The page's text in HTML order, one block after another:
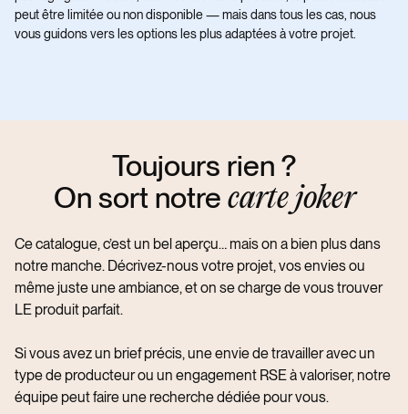
peut être limitée ou non disponible — mais dans tous les cas, nous
vous guidons vers les options les plus adaptées à votre projet.
Toujours rien ?
On sort notre carte joker
Ce catalogue, c’est un bel aperçu… mais on a bien plus dans
notre manche. Décrivez-nous votre projet, vos envies ou
même juste une ambiance, et on se charge de vous trouver
LE produit parfait.
Si vous avez un brief précis, une envie de travailler avec un
type de producteur ou un engagement RSE à valoriser, notre
équipe peut faire une recherche dédiée pour vous.